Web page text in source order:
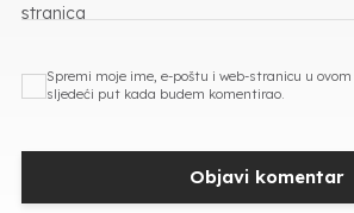
stranica
Spremi moje ime, e-poštu i web-stranicu u
sljedeći put kada budem komentirao.